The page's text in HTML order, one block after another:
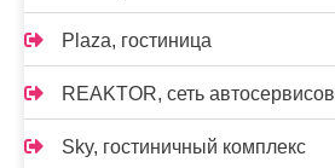
Plaza, гостиница
REAKTOR, сеть автосервисов
Sky, гостиничный комплекс